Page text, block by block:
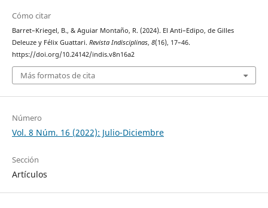
Cómo citar
Barret–Kriegel, B., & Aguiar Montaño, R. (2024). El Anti–Edipo, de Gilles
Deleuze y Félix Guattari. Revista Indisciplinas, 8(16), 17–46.
https://doi.org/10.24142/indis.v8n16a2
Más formatos de cita
Número
Vol. 8 Núm. 16 (2022): Julio-Diciembre
Sección
Artículos